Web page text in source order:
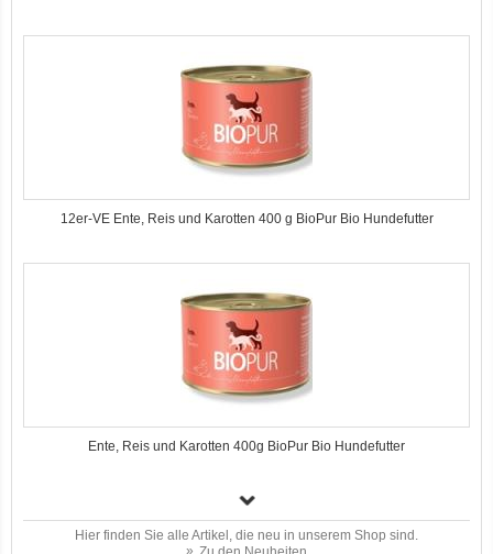
12er-VE Ente, Reis und Karotten 400 g BioPur Bio Hundefutter
Ente, Reis und Karotten 400g BioPur Bio Hundefutter
Hier finden Sie alle Artikel, die neu in unserem Shop sind.